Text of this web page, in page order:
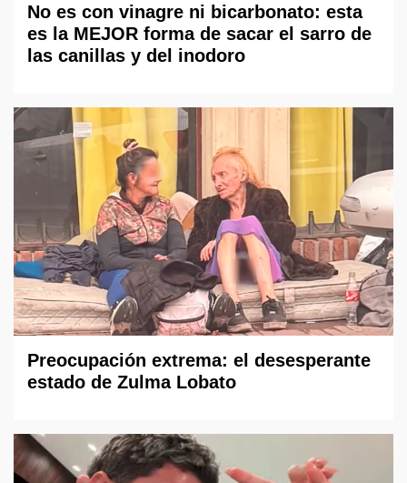
No es con vinagre ni bicarbonato: esta
es la MEJOR forma de sacar el sarro de
las canillas y del inodoro
Preocupación extrema: el desesperante
estado de Zulma Lobato